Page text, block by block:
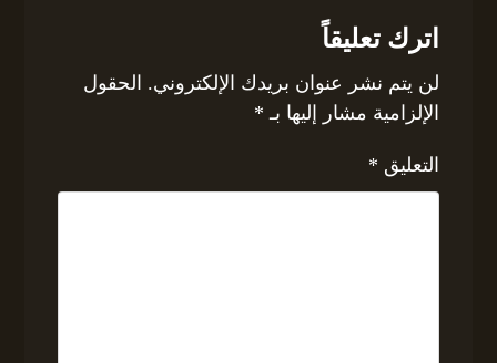
اترك تعليقاً
لن يتم نشر عنوان بريدك الإلكتروني. الحقول
الإلزامية مشار إليها بـ *
التعليق *